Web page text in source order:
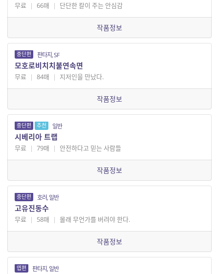
무료 | 66매 | 단단한 칼이 주는 안심감
작품정보
중단편 판타지, SF
모호로비치치불연속면
무료 | 84매 | 지저인을 만났다.
작품정보
중단편 추천 일반
시베리아 트랩
무료 | 79매 | 안전하다고 믿는 사람들
작품정보
중단편 호러, 일반
고유진동수
무료 | 58매 | 몰래 무언가를 버려야 한다.
작품정보
엽편 판타지, 일반